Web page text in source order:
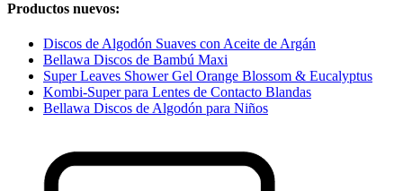
Productos nuevos:
Discos de Algodón Suaves con Aceite de Argán
Bellawa Discos de Bambú Maxi
Super Leaves Shower Gel Orange Blossom & Eucalyptus
Kombi-Super para Lentes de Contacto Blandas
Bellawa Discos de Algodón para Niños